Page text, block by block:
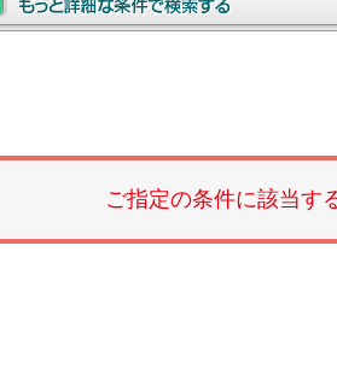
ご指定の条件に該当す